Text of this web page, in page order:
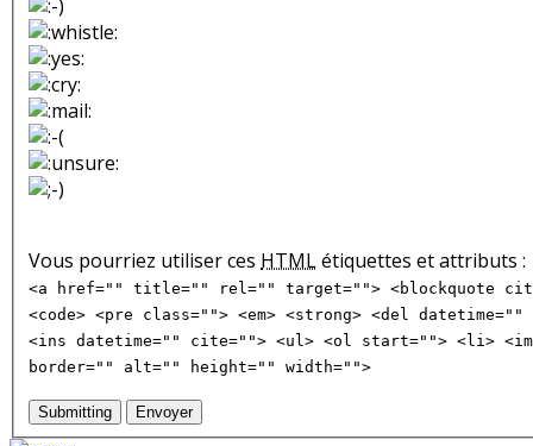
Vous pourriez utiliser ces HTMLétiquettes et attributs :
<a href="" title="" rel="" target=""> <blockquote
<code> <pre class=""> <em> <strong> <del
<ins datetime="" cite=""> <ul> <ol start=""> <li>
border="" alt="" height="" width="">
Submitting Envoyer